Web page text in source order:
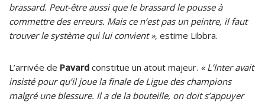
brassard. Peut-être aussi que le brassard le pousse à
commettre des erreurs. Mais ce n’est pas un peintre, il faut
trouver le système qui lui convient », estime Libbra.
L’arrivée de Pavard constitue un atout majeur. « L’Inter avait
insisté pour qu’il joue la finale de Ligue des champions
malgré une blessure. Il a de la bouteille, on doit s’appuyer